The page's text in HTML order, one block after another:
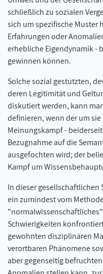
schließlich zu sozialen
sich um spezifische Muster
Erfahrungen oder
erhebliche Eigendynamik -
gewinnen können.
Solche sozial gestützten,
deren Legitimität und
diskutiert werden, kann
definieren, wenn der um
Meinungskampf -
Bezugnahme auf die
ausgefochten wird; der
Kampf um
In dieser
ein zumindest vom
Schwierigkeiten
gewohnten disziplinären
verortbaren Phänomene
aber gegenseitig